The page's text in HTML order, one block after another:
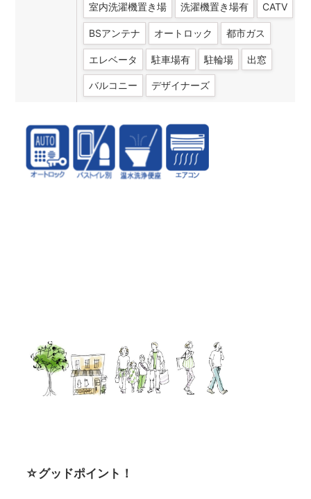
室内洗濯機置き場 洗濯機置き場有 CATV
BSアンテナ オートロック 都市ガス
エレベータ 駐車場有 駐輪場 出窓
バルコニー デザイナーズ
☆グッドポイント！